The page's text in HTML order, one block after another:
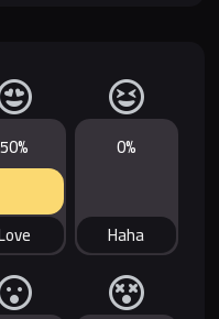
0%
Haha
50%